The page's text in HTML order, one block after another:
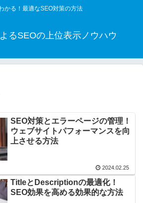
かる！最適なSEO対策の方法
るSEOの上位表示ノウハウ
SEO対策とエラーページの管理！
ウェブサイトパフォーマンスを向
上させる方法
2024.02.25
TitleとDescriptionの最適化！
SEO効果を高める効果的な方法